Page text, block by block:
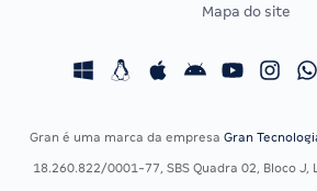
Concursos Fiscais
Mapa do site
Gran é uma marca da empresa Gran
18.260.822/0001-77, SBS Quadra 02, Bloco J,